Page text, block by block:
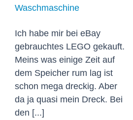
Waschmaschine
Ich habe mir bei eBay
gebrauchtes LEGO gekauft.
Meins was einige Zeit auf
dem Speicher rum lag ist
schon mega dreckig. Aber
da ja quasi mein Dreck. Bei
den [...]